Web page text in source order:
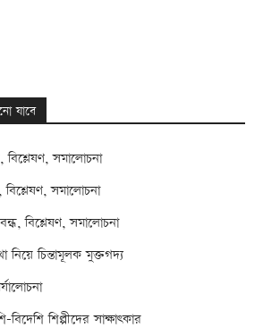
যাবে
বিশ্লেষণ, সমালোচনা
বিশ্লেষণ, সমালোচনা
বিশ্লেষণ, সমালোচনা
নিয়ে চিন্তামূলক মুক্তগদ্য
শিল্পীদের সাক্ষাৎকার